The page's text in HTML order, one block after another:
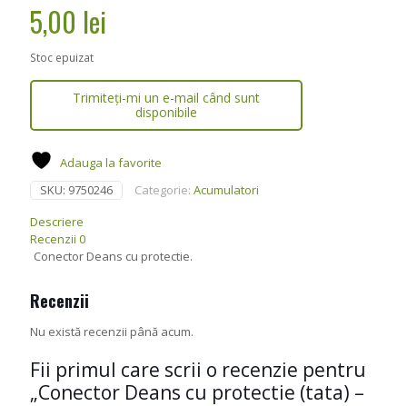
5,00 lei
Stoc epuizat
Trimiteți-mi un e-mail când sunt
disponibile
Adauga la favorite
SKU: 9750246 Categorie: Acumulatori
Descriere
Recenzii 0
Conector Deans cu protectie.
Recenzii
Nu există recenzii până acum.
Fii primul care scrii o recenzie pentru
„Conector Deans cu protectie (tata) –